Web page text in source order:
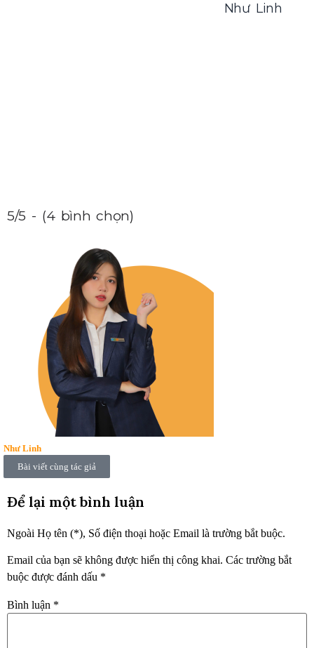
Như Linh
5/5 - (4 bình chọn)
Như Linh
Bài viết cùng tác giả
Để lại một bình luận
Ngoài Họ tên (*), Số điện thoại hoặc Email là trường bắt buộc.
Email của bạn sẽ không được hiển thị công khai. Các trường bắt
buộc được đánh dấu *
Bình luận *